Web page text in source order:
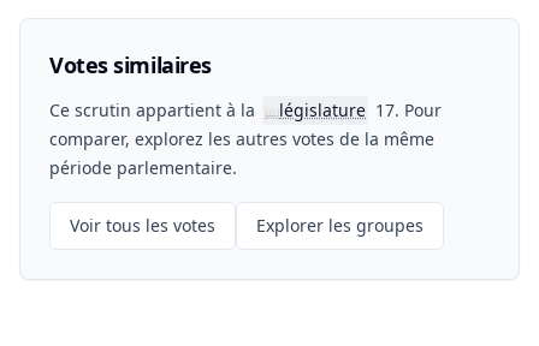
Votes similaires
Ce scrutin appartient à la 📖législature 17. Pour
comparer, explorez les autres votes de la même
période parlementaire.
Voir tous les votes Explorer les groupes